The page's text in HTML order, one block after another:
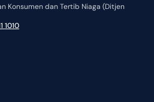
Konsumen dan Tertib Niaga (Ditjen
1010